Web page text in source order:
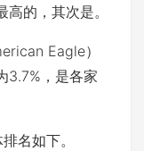
的，其次是。
Eagle）
3.7%，是各家
名如下。